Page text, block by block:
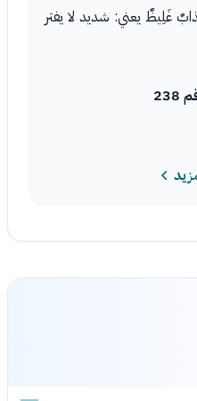
غَلِيظٌ يعني: شديد لا يفتر